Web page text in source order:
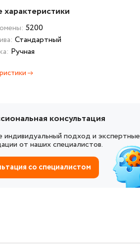
5200
Стандартный
Ручная
консультация
индивидуальный подход и экспертные
от наших специалистов.
со специалистом